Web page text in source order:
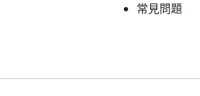
常見問題